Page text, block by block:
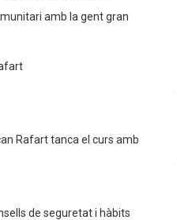
amb la gent gran
Rafart tanca el curs amb
de seguretat i hàbits